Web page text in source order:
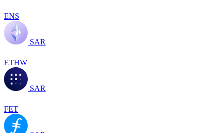
ENS
SAR
ETHW
SAR
FET